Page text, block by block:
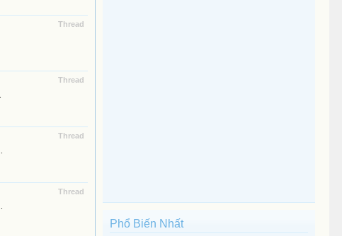
Thread
Thread
Thread
Thread
Phổ Biến Nhất